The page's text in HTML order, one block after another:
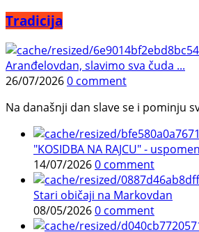
Tradicija
Aranđelovdan, slavimo sva čuda ...
26/07/20260 comment
Na današnji dan slave se i pominju
"KOSIDBA NA RAJCU" -
14/07/20260 comment
Stari običaji na Markovdan
08/05/20260 comment